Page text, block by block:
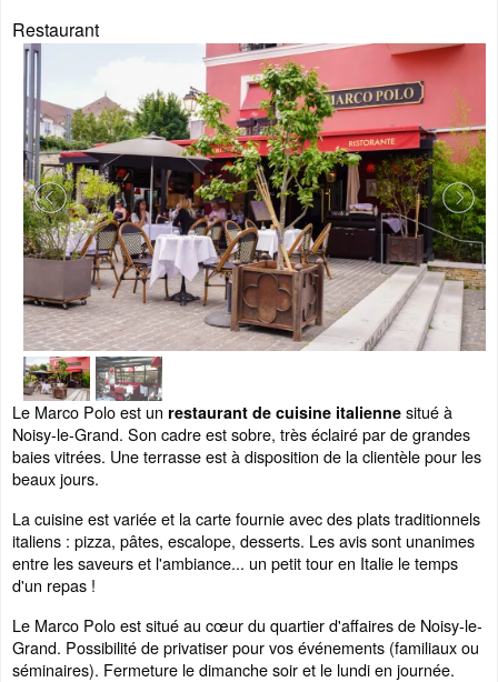
Restaurant
Le Marco Polo est un restaurant de cuisine italienne situé à
Noisy-le-Grand. Son cadre est sobre, très éclairé par de grandes
baies vitrées. Une terrasse est à disposition de la clientèle pour les
beaux jours.
La cuisine est variée et la carte fournie avec des plats traditionnels
italiens : pizza, pâtes, escalope, desserts. Les avis sont unanimes
entre les saveurs et l'ambiance... un petit tour en Italie le temps
d'un repas !
Le Marco Polo est situé au cœur du quartier d'affaires de Noisy-le-
Grand. Possibilité de privatiser pour vos événements (familiaux ou
séminaires). Fermeture le dimanche soir et le lundi en journée.